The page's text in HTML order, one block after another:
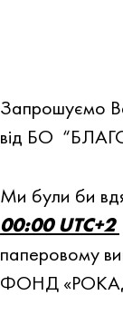
Запрошуємо
вiд БО
Ми були би
00:00 UTC+2
паперовому
ФОНД